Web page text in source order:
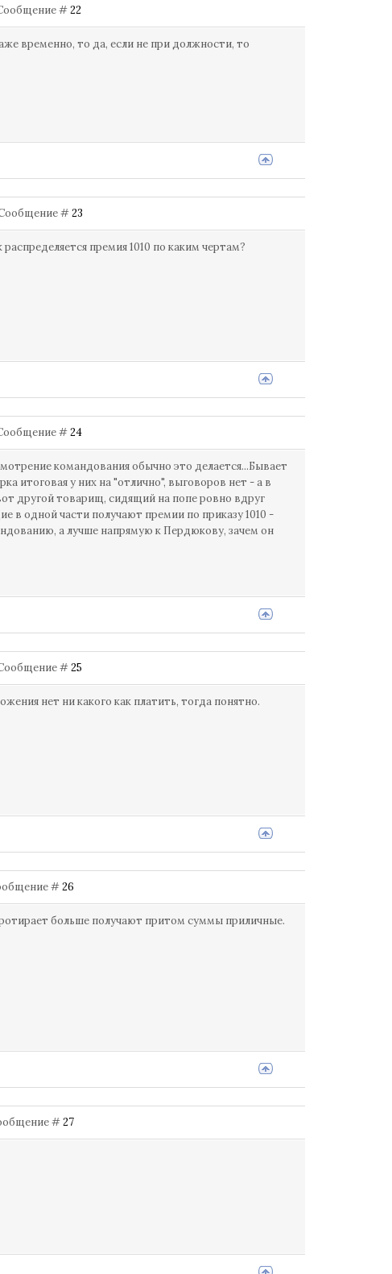
Сообщение #22
временно, то да, если не при должности, то
Сообщение #23
премия 1010 по каким чертам?
Сообщение #24
командования обычно это делается...Бывает
итоговая у них на "отлично", выговоров нет - а в
другой товарищ, сидящий на попе ровно вдруг
в одной части получают премии по приказу 1010 -
а лучше напрямую к Пердюкову, зачем он
Сообщение #25
нет ни какого как платить, тогда понятно.
#26
больше получают притом суммы приличные.
#27